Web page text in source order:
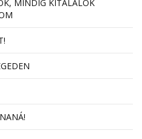
MINDIG KITALÁLOK